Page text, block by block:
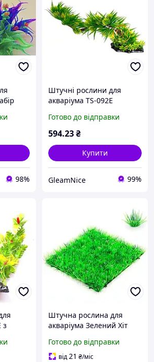
98%
Штучні рослини для
акваріума TS-092E
Готово до відправки
594.23₴
Купити
GleamNice 99%
з
Штучна рослина для
акваріума Зелений Хіт
Готово до відправки
від21 ₴/міс